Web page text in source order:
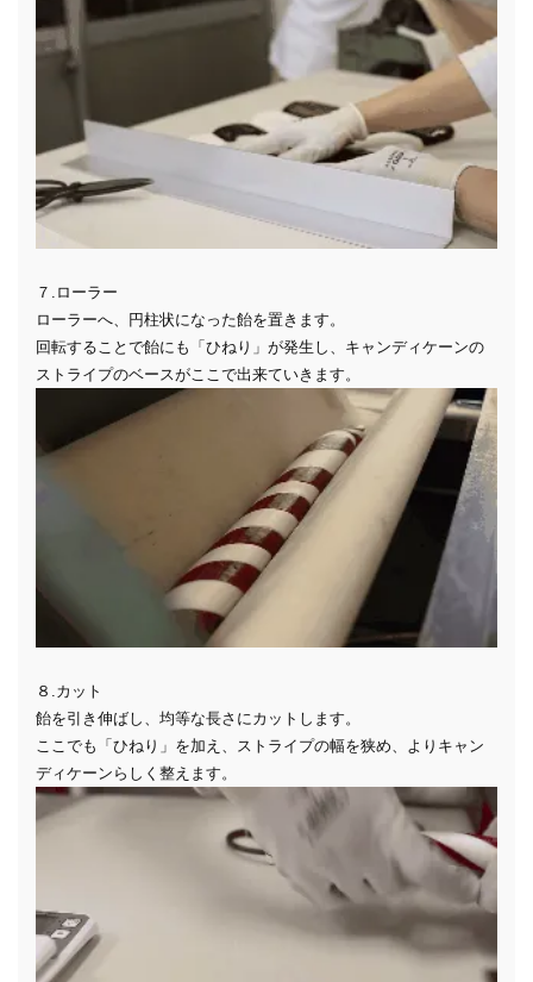
７.ローラー
ローラーへ、円柱状になった飴を置きます。
回転することで飴にも「ひねり」が発生し、キャンディケーンの
ストライプのベースがここで出来ていきます。
８.カット
飴を引き伸ばし、均等な長さにカットします。
ここでも「ひねり」を加え、ストライプの幅を狭め、よりキャン
ディケーンらしく整えます。